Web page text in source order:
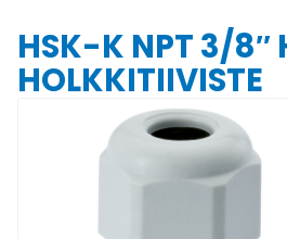
HSK-K NPT 3/8″
HOLKKITIIVISTE